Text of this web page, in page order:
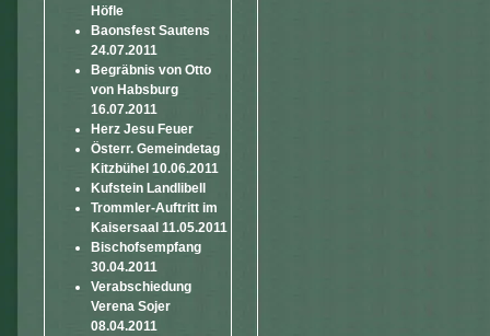
Höfle
Baonsfest Sautens
24.07.2011
Begräbnis von Otto
von Habsburg
16.07.2011
Herz Jesu Feuer
Österr. Gemeindetag
Kitzbühel 10.06.2011
Kufstein Landlibell
Trommler-Auftritt im
Kaisersaal 11.05.2011
Bischofsempfang
30.04.2011
Verabschiedung
Verena Sojer
08.04.2011